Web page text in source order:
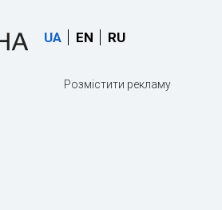
UA EN RU
Розмістити рекламу